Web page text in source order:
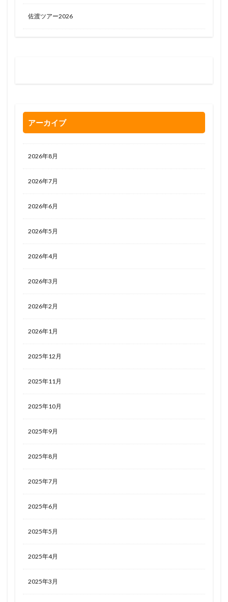
佐渡ツアー2026
アーカイブ
2026年8月
2026年7月
2026年6月
2026年5月
2026年4月
2026年3月
2026年2月
2026年1月
2025年12月
2025年11月
2025年10月
2025年9月
2025年8月
2025年7月
2025年6月
2025年5月
2025年4月
2025年3月